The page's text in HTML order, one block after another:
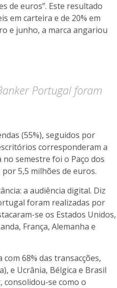
de euros”. Este resultado
em carteira e de 20% em
e junho, a marca angariou
Portugal foram
(55%), seguidos por
corresponderam a
no semestre foi o Paço dos
5,5 milhões de euros.
a audiência digital. Diz
foram realizadas por
se os Estados Unidos,
França, Alemanha e
68% das transacções,
e Ucrânia, Bélgica e Brasil
consolidou-se como o